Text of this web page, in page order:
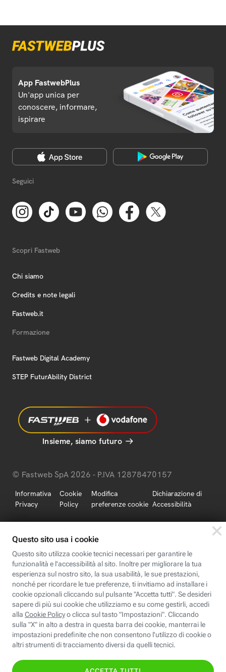
App FastwebPlus
Un'app unica per
conoscere, informare,
ispirare
Seguici
Scopri Fastweb
Chi siamo
Credits e note legali
Fastweb.it
Formazione
Fastweb Digital Academy
STEP FuturAbility District
Insieme, siamo futuro
© Fastweb SpA 2026 - P.IVA 12878470157
Informativa
Privacy
Cookie
Policy
Modifica
preferenze cookie
Dichiarazione di
Accessibilità